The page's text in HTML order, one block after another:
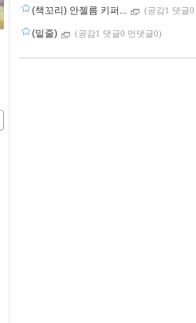
(책꼬리) 안젤름 키퍼... (공감1 댓글0
(밑줄) (공감1 댓글0 먼댓글0)